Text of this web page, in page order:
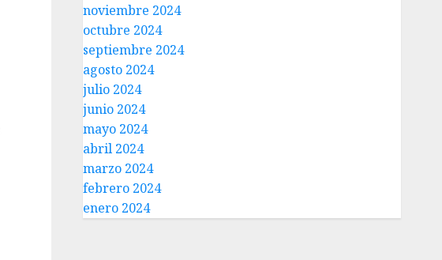
noviembre 2024
octubre 2024
septiembre 2024
agosto 2024
julio 2024
junio 2024
mayo 2024
abril 2024
marzo 2024
febrero 2024
enero 2024